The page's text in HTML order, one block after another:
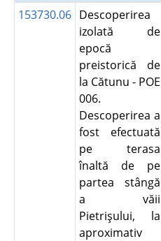
153730.06 Descoperirea
izolată de
epocă
preistorică de
la Cătunu - POE
006.
Descoperirea a
fost efectuată
pe terasa
înaltă de pe
partea stângă
a văii
Pietrişului, la
aproximativ